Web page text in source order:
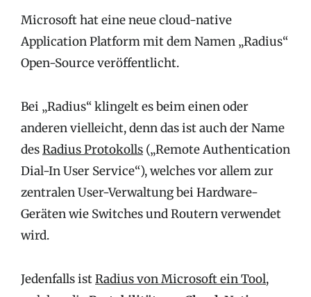
Microsoft hat eine neue cloud-native
Application Platform mit dem Namen „Radius“
Open-Source veröffentlicht.
Bei „Radius“ klingelt es beim einen oder
anderen vielleicht, denn das ist auch der Name
desRadius Protokolls („Remote Authentication
Dial-In User Service“), welches vor allem zur
zentralen User-Verwaltung bei Hardware-
Geräten wie Switches und Routern verwendet
wird.
Jedenfalls istRadius von Microsoft ein Tool,